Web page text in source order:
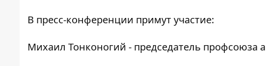
В пресс-конференции примут участие:
Михаил Тонконогий - председатель профсоюза